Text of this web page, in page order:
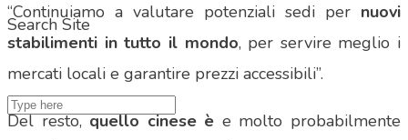
Search Site
“Continuiamo a valutare potenziali sedi per nuovi
stabilimenti in tutto il mondo, per servire meglio i
mercati locali e garantire prezzi accessibili”.
Del resto,quello cinese è e molto probabilmente